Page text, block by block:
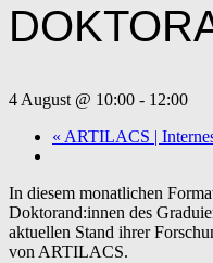
4 August @ 10:00 - 12:00
« ARTILACS |
In diesem monatlichen
Doktorand:innen des
aktuellen Stand ihrer
von ARTILACS.